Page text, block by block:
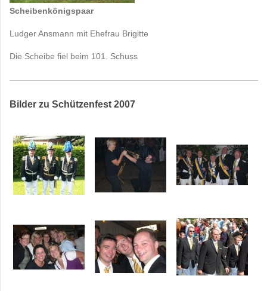
Scheibenkönigspaar
Ludger Ansmann mit Ehefrau Brigitte
Die Scheibe fiel beim 101. Schuss
Bilder zu Schützenfest 2007